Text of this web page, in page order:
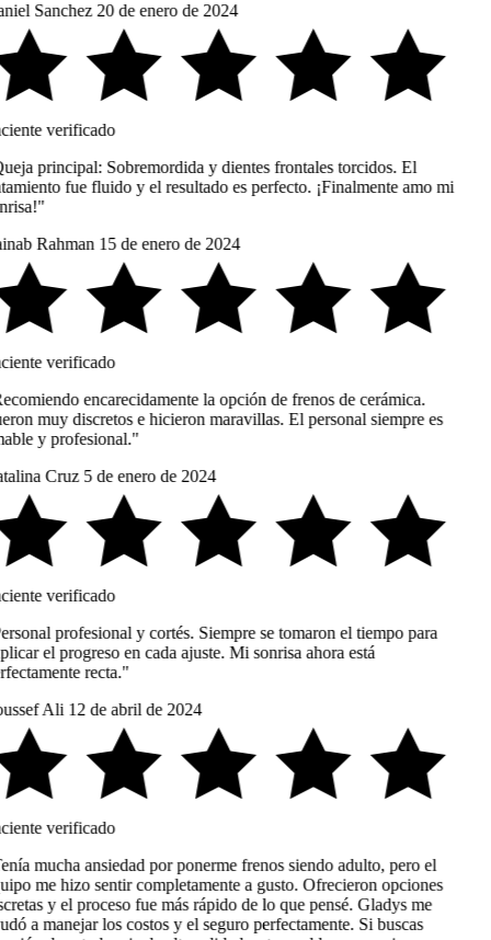
Sanchez 20 de enero de 2024
verificado
principal: Sobremordida y dientes frontales torcidos. El
fue fluido y el resultado es perfecto. ¡Finalmente amo mi
Rahman 15 de enero de 2024
verificado
encarecidamente la opción de frenos de cerámica.
muy discretos e hicieron maravillas. El personal siempre es
y profesional."
Cruz 5 de enero de 2024
verificado
profesional y cortés. Siempre se tomaron el tiempo para
el progreso en cada ajuste. Mi sonrisa ahora está
recta."
Ali 12 de abril de 2024
verificado
mucha ansiedad por ponerme frenos siendo adulto, pero el
me hizo sentir completamente a gusto. Ofrecieron opciones
y el proceso fue más rápido de lo que pensé. Gladys me
a manejar los costos y el seguro perfectamente. Si buscas